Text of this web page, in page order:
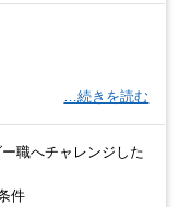
…続きを読む
職へチャレンジした
件